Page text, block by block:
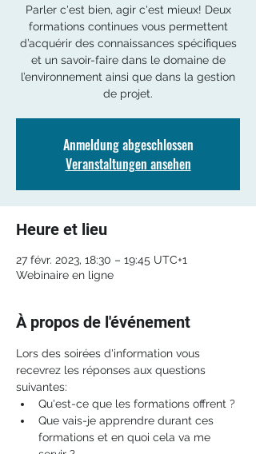
Parler c'est bien, agir c'est mieux! Deux
formations continues vous permettent
d’acquérir des connaissances spécifiques
et un savoir-faire dans le domaine de
l’environnement ainsi que dans la gestion
de projet.
Anmeldung abgeschlossen
Veranstaltungen ansehen
Heure et lieu
27 févr. 2023, 18:30 – 19:45 UTC+1
Webinaire en ligne
À propos de l'événement
Lors des soirées d'information vous
recevrez les réponses aux questions
suivantes:
Qu'est-ce que les formations offrent ?
Que vais-je apprendre durant ces
formations et en quoi cela va me